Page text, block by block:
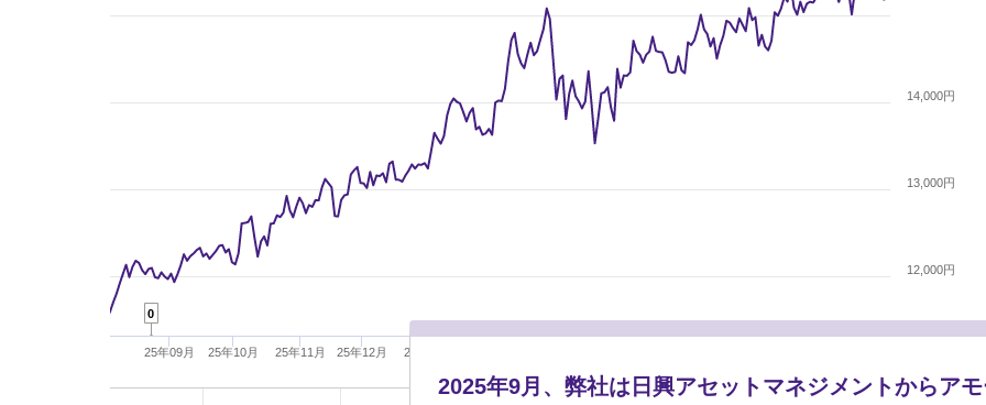
0
25年09月 25年10月 25年11月 25年12月 26年01月
12,000円
13,000円
14,000円
2025年9月、弊社は日興アセットマネジメントからア